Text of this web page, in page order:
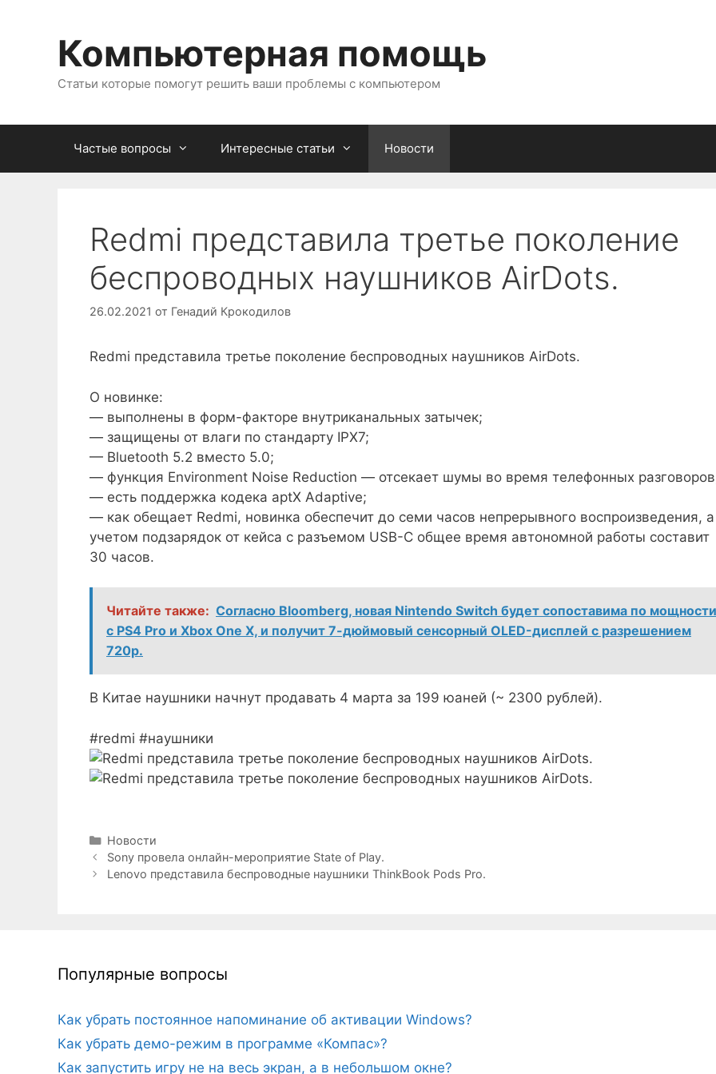
содержимомуКомпьютерная помощь
Статьи которые помогут решить ваши проблемы с компьютером
Частые вопросы Интересные статьи Новости
Redmi представила третье поколение
беспроводных наушников AirDots.
26.02.2021 от Генадий Крокодилов
Redmi представила третье поколение беспроводных наушников AirDots.
О новинке:
— выполнены в форм-факторе внутриканальных затычек;
— защищены от влаги по стандарту IPX7;
— Bluetooth 5.2 вместо 5.0;
— функция Environment Noise Reduction — отсекает шумы во время телефонных
— есть поддержка кодека aptX Adaptive;
— как обещает Redmi, новинка обеспечит до семи часов непрерывного воспроизведения,
учетом подзарядок от кейса с разъемом USB-C общее время автономной работы составит
30 часов.
Читайте также: Согласно Bloomberg, новая Nintendo Switch будет сопоставима по мощности
с PS4 Pro и Xbox One X, и получит 7-дюймовый сенсорный OLED-дисплей с разрешением
720p.
В Китае наушники начнут продавать 4 марта за 199 юаней (~ 2300 рублей).
#redmi #наушники
Рубрики
Новости
Sony провела онлайн-мероприятие State of Play.
Lenovo представила беспроводные наушники ThinkBook Pods Pro.
Популярные вопросы
Как убрать постоянное напоминание об активации Windows?
Как убрать демо-режим в программе «Компас»?
Как запустить игру не на весь экран, а в небольшом окне?